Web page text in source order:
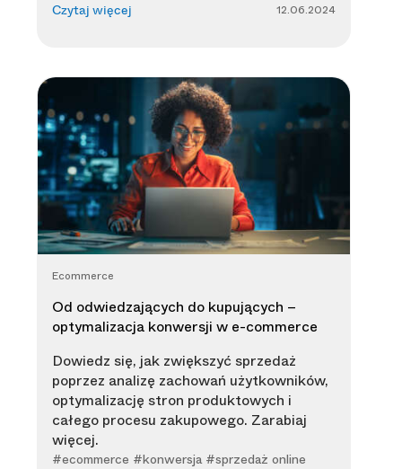
Czytaj więcej 12.06.2024
Ecommerce
Od odwiedzających do kupujących –
optymalizacja konwersji w e-commerce
Dowiedz się, jak zwiększyć sprzedaż
poprzez analizę zachowań użytkowników,
optymalizację stron produktowych i
całego procesu zakupowego. Zarabiaj
więcej.
#ecommerce #konwersja #sprzedaż online